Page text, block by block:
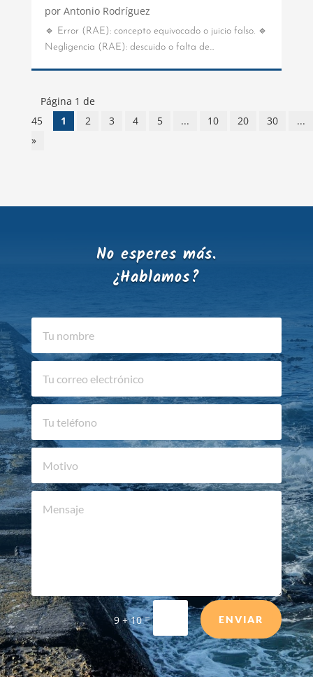
por Antonio Rodríguez
🔹 Error (RAE): concepto equivocado o juicio falso. 🔹
Negligencia (RAE): descuido o falta de...
Página 1 de
45
1 2 3 4 5 ... 10 20 30
...
»
No esperes más.
¿Hablamos?
9 + 10= ENVIAR